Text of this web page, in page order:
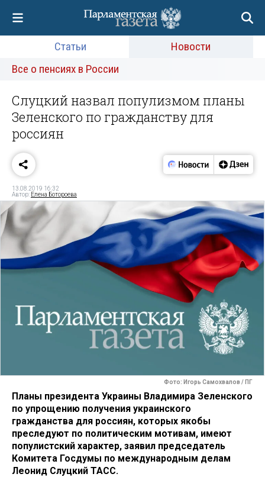
Статьи
Новости
Все о пенсиях в России
Слуцкий назвал популизмом планы
Зеленского по гражданству для
россиян
13.08.2019 16:32
Автор: Елена Ботороева
Фото: Игорь Самохвалов / ПГ
Планы президента Украины Владимира Зеленского
по упрощению получения украинского
гражданства для россиян, которых якобы
преследуют по политическим мотивам, имеют
популистский характер, заявил председатель
Комитета Госдумы по международным делам
Леонид Слуцкий ТАСС.